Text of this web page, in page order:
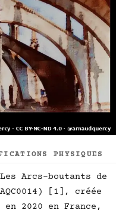
PHYSIQUES
Arcs-boutants de
[1], créée
2020 en France,